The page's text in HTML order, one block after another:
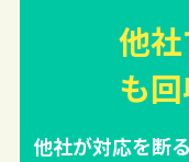
他
も
他社が対応を断